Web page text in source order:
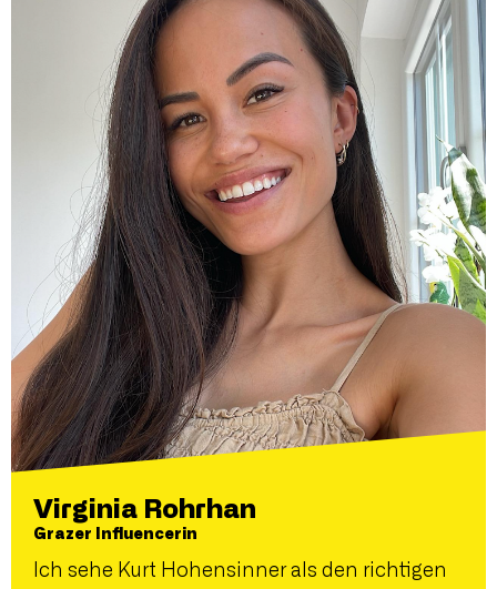
Virginia Rohrhan
Grazer Influencerin
Ich sehe Kurt Hohensinner als den richtigen